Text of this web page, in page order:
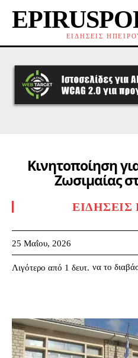
ΕΙΔΗΣΕΙΣ
Κινητοποίηση
Ζωσιμαίας
25 Μαΐου, 2026
Λιγότερο από 1 δευτ. να το